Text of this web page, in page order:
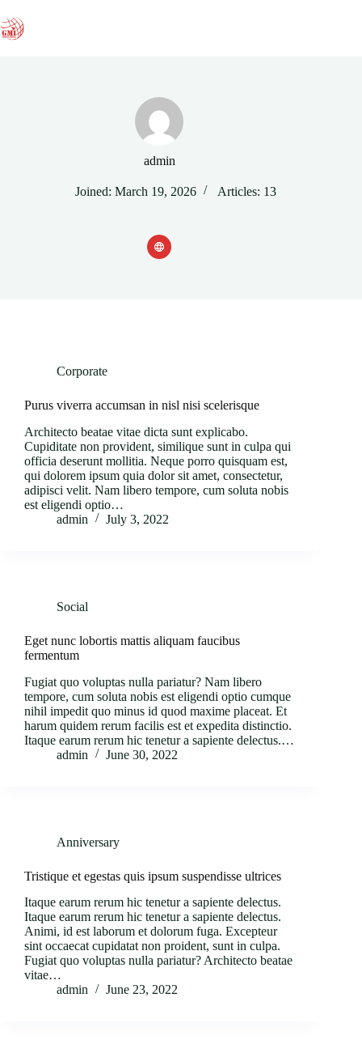
to
content
admin
Joined: March 19, 2026 Articles: 13
Corporate
Purus viverra accumsan in nisl nisi scelerisque
Architecto beatae vitae dicta sunt explicabo.
Cupiditate non provident, similique sunt in culpa qui
officia deserunt mollitia. Neque porro quisquam est,
qui dolorem ipsum quia dolor sit amet, consectetur,
adipisci velit. Nam libero tempore, cum soluta nobis
est eligendi optio…
admin
July 3, 2022
Social
Eget nunc lobortis mattis aliquam faucibus
fermentum
Fugiat quo voluptas nulla pariatur? Nam libero
tempore, cum soluta nobis est eligendi optio cumque
nihil impedit quo minus id quod maxime placeat. Et
harum quidem rerum facilis est et expedita distinctio.
Itaque earum rerum hic tenetur a sapiente delectus.…
admin
June 30, 2022
Anniversary
Tristique et egestas quis ipsum suspendisse ultrices
Itaque earum rerum hic tenetur a sapiente delectus.
Itaque earum rerum hic tenetur a sapiente delectus.
Animi, id est laborum et dolorum fuga. Excepteur
sint occaecat cupidatat non proident, sunt in culpa.
Fugiat quo voluptas nulla pariatur? Architecto beatae
vitae…
admin
June 23, 2022